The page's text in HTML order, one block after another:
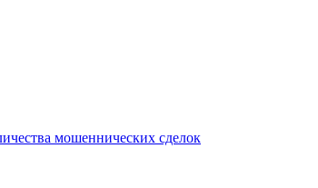
мошеннических сделок